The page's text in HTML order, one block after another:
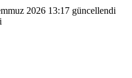
2026 13:17 güncellendi